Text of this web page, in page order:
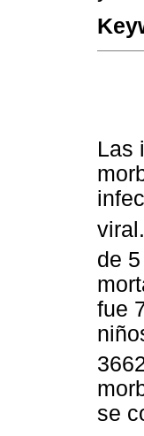
Las
viral.
de
fue
se